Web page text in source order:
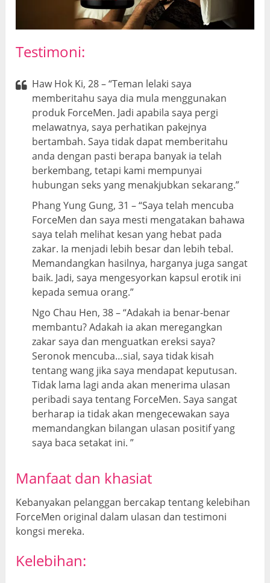
Testimoni:
Haw Hok Ki, 28 – “Teman lelaki saya
memberitahu saya dia mula menggunakan
produk ForceMen. Jadi apabila saya pergi
melawatnya, saya perhatikan pakejnya
bertambah. Saya tidak dapat memberitahu
anda dengan pasti berapa banyak ia telah
berkembang, tetapi kami mempunyai
hubungan seks yang menakjubkan sekarang.”
Phang Yung Gung, 31 – “Saya telah mencuba
ForceMen dan saya mesti mengatakan bahawa
saya telah melihat kesan yang hebat pada
zakar. Ia menjadi lebih besar dan lebih tebal.
Memandangkan hasilnya, harganya juga sangat
baik. Jadi, saya mengesyorkan kapsul erotik ini
kepada semua orang.”
Ngo Chau Hen, 38 – “Adakah ia benar-benar
membantu? Adakah ia akan meregangkan
zakar saya dan menguatkan ereksi saya?
Seronok mencuba…sial, saya tidak kisah
tentang wang jika saya mendapat keputusan.
Tidak lama lagi anda akan menerima ulasan
peribadi saya tentang ForceMen. Saya sangat
berharap ia tidak akan mengecewakan saya
memandangkan bilangan ulasan positif yang
saya baca setakat ini. ”
Manfaat dan khasiat
Kebanyakan pelanggan bercakap tentang kelebihan
ForceMen original dalam ulasan dan testimoni
kongsi mereka.
Kelebihan: